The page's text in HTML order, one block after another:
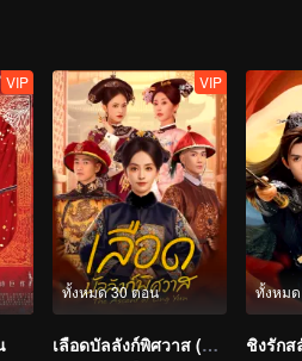
VIP
ทั้งหมด 30 ตอน
VIP
เลือดบัลลังก์พิศวาส (พากย์ไทย)
ทั้งหม
ชิงรักส